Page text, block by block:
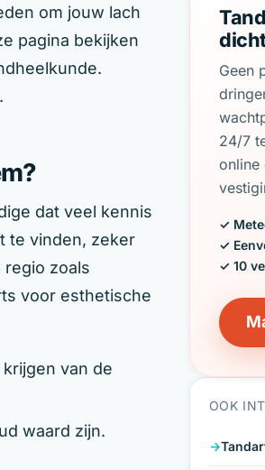
Geen
24/7
online
✓
✓
✓ 10
OOK
om jouw lach
pagina bekijken
dat veel kennis
te vinden, zeker
zoals
voor esthetische
van de
waard zijn.